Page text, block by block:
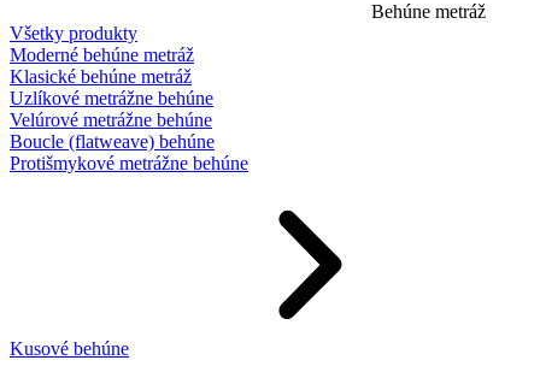
Behúne metráž
Všetky produkty
Moderné behúne metráž
Klasické behúne metráž
Uzlíkové metrážne behúne
Velúrové metrážne behúne
Boucle (flatweave) behúne
Protišmykové metrážne behúne
Kusové behúne